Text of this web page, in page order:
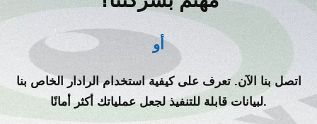
أو
اتصل بنا الآن. تعرف على كيفية استخدام الرادار الخاص بنا
لبيانات قابلة للتنفيذ لجعل عملياتك أكثر أمانًا.